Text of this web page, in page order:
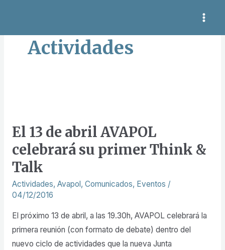
contenido
Actividades
El 13 de abril AVAPOL
celebrará su primer Think &
Talk
Actividades, Avapol , Comunicados, Eventos /
04/12/2016
El próximo 13 de abril, a las 19.30h, AVAPOL celebrará la
primera reunión (con formato de debate) dentro del
nuevo ciclo de actividades que la nueva Junta
de
abril
AVAPOL
celebrará
su
Think
&
Talk
entradas